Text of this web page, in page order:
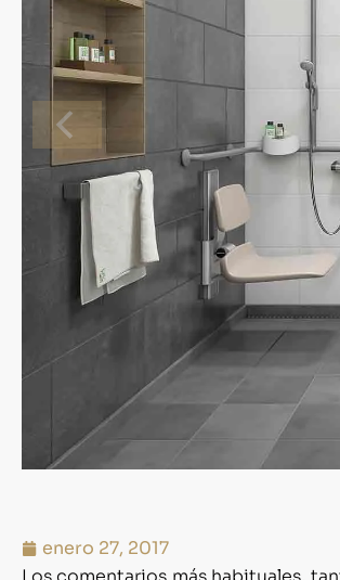
enero 27, 2017